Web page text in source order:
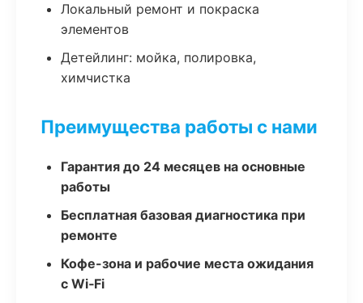
Локальный ремонт и покраска
элементов
Детейлинг: мойка, полировка,
химчистка
Преимущества работы с нами
Гарантия до 24 месяцев на основные
работы
Бесплатная базовая диагностика при
ремонте
Кофе-зона и рабочие места ожидания
с Wi‑Fi